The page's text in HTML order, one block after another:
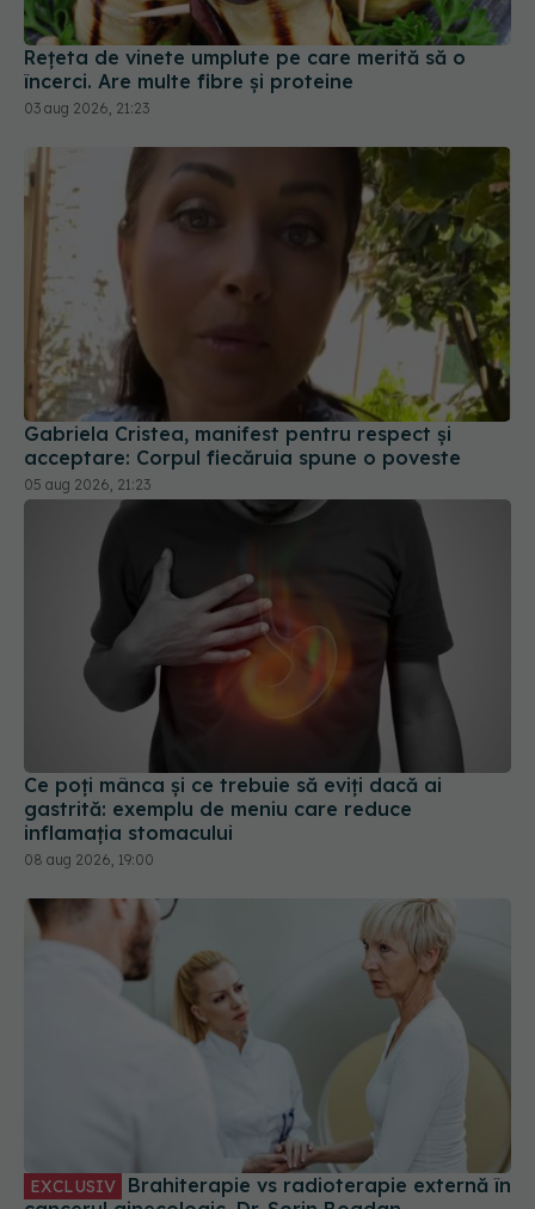
Rețeta de vinete umplute pe care merită să o
încerci. Are multe fibre și proteine
03 aug 2026, 21:23
Gabriela Cristea, manifest pentru respect și
acceptare: Corpul fiecăruia spune o poveste
05 aug 2026, 21:23
Ce poți mânca și ce trebuie să eviți dacă ai
gastrită: exemplu de meniu care reduce
inflamația stomacului
08 aug 2026, 19:00
EXCLUSIV